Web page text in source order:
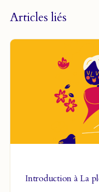
Articles liés
Introduction à La